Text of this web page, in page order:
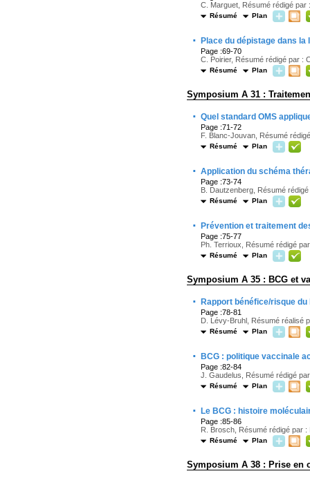
C. Marguet, Résumé rédigé par
Résumé Plan
· Place du dépistage dans
Page :69-70
C. Poirier, Résumé rédigé par :
Résumé Plan
Symposium A 31 :
· Quel standard OMS
Page :71-72
F. Blanc-Jouvan, Résumé
Résumé Plan
· Application du schéma
Page :73-74
B. Dautzenberg, Résumé
Résumé Plan
· Prévention et traitement
Page :75-77
Ph. Terrioux, Résumé rédigé
Résumé Plan
Symposium A 35 : BCG et
· Rapport bénéfice/risque du
Page :78-81
D. Lévy-Bruhl, Résumé réalisé
Résumé Plan
· BCG : politique vaccinale
Page :82-84
J. Gaudelus, Résumé rédigé
Résumé Plan
· Le BCG : histoire
Page :85-86
R. Brosch, Résumé rédigé par :
Résumé Plan
Symposium A 38 : Prise en